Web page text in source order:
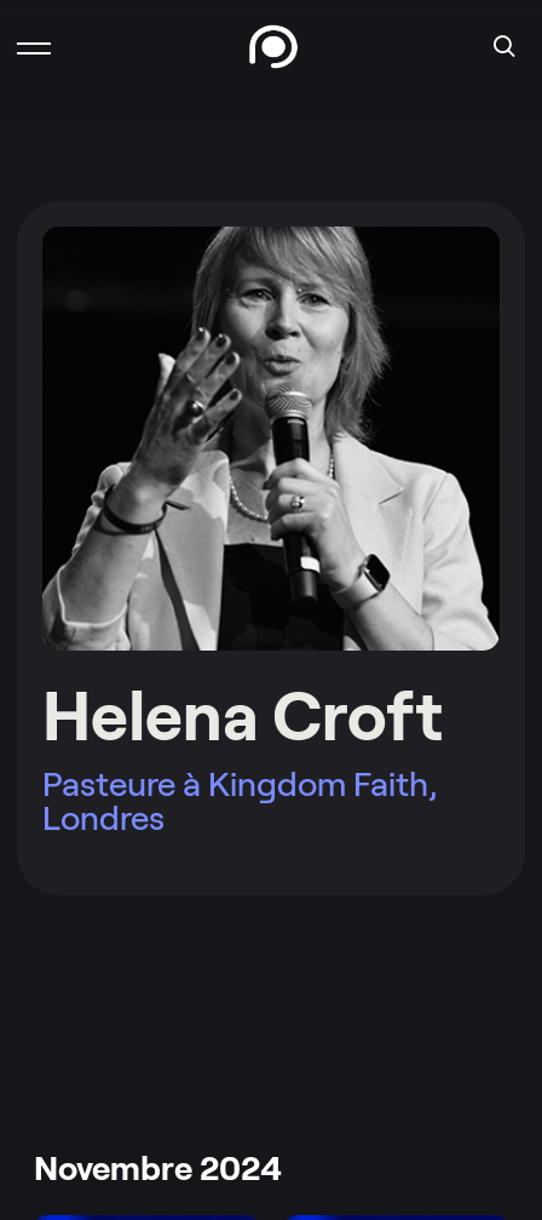
Helena Croft
Pasteure à Kingdom Faith,
Londres
Novembre 2024